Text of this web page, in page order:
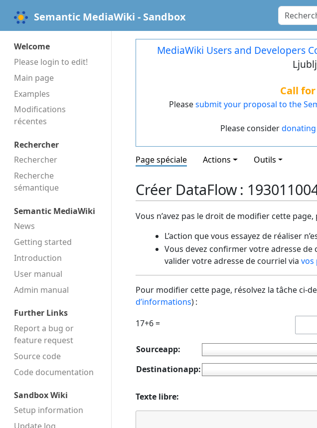
Semantic MediaWiki - Sandbox
Welcome
Please login to edit!
Main page
Examples
Modifications
récentes
Rechercher
Rechercher
Recherche
sémantique
Semantic MediaWiki
News
Getting started
Introduction
User manual
Admin manual
Further Links
Report a bug or
feature request
Source code
Code docu­mentation
Sandbox Wiki
Setup information
MediaWiki Users and Developers
Call
Pleasesubmit your proposal to the
Please considerdonating
Page spéciale Actions Outils
Créer DataFlow :
Vous n’avez pas le droit de modifier cette
L’action que vous essayez de réaliser
Vous devez confirmer votre adresse
valider votre adresse de courriel via vos
Pour modifier cette page, résolvez la tâche ci-
d’informations) :
17+6 =
Sourceapp:
Destinationapp:
Texte libre: